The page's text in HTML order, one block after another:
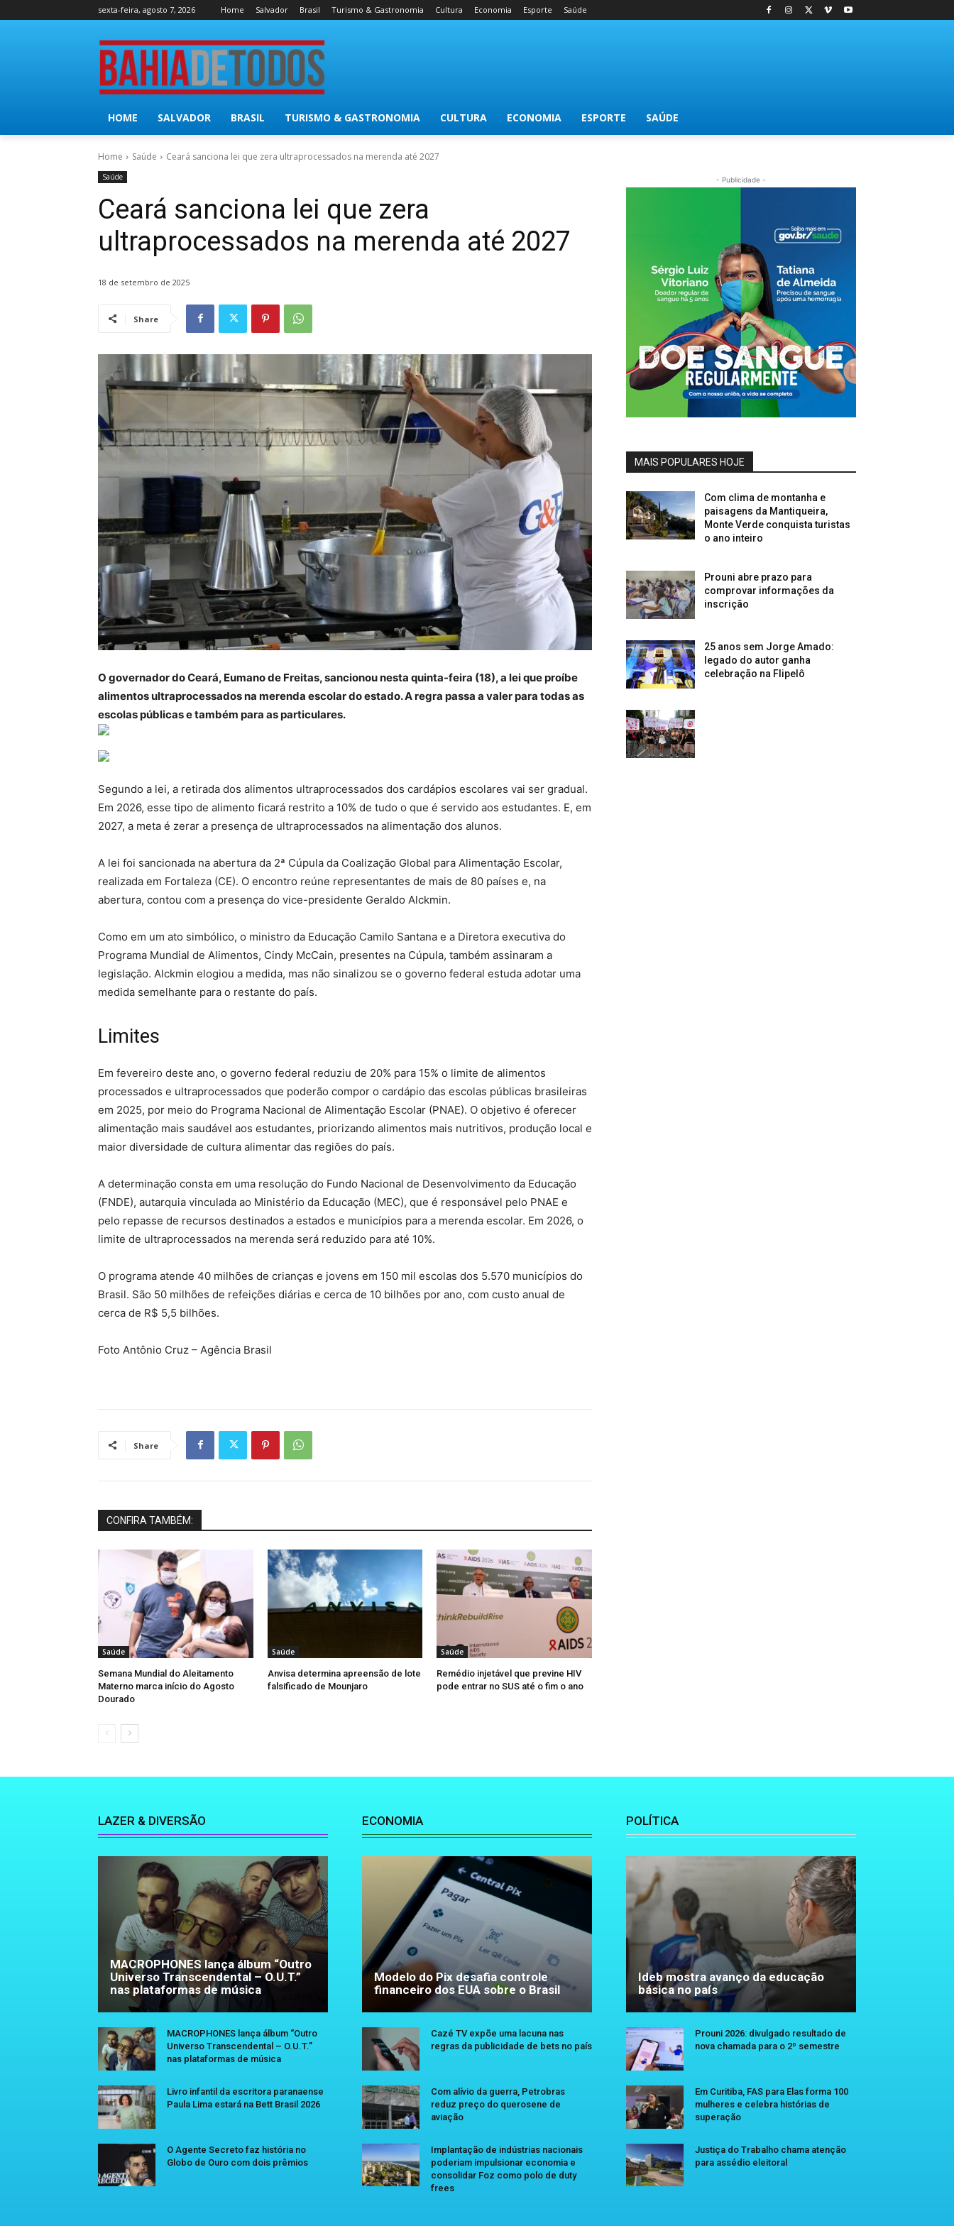
sexta-feira, agosto 7, 2026 Home Salvador Brasil Turismo & Gastronomia Cultura Economia Esporte Saúde
HOME SALVADOR BRASIL TURISMO & GASTRONOMIA CULTURA ECONOMIA ESPORTE SAÚDE
Home Saúde Ceará sanciona lei que zera ultraprocessados na merenda até 2027
Saúde
Ceará sanciona lei que zera
ultraprocessados na merenda até 2027
18 de setembro de 2025
Share
O governador do Ceará, Eumano de Freitas, sancionou nesta quinta-feira (18), a lei que proíbe
alimentos ultraprocessados na merenda escolar do estado. A regra passa a valer para todas as
escolas públicas e também para as particulares.
Segundo a lei, a retirada dos alimentos ultraprocessados dos cardápios escolares vai ser gradual.
Em 2026, esse tipo de alimento ficará restrito a 10% de tudo o que é servido aos estudantes. E, em
2027, a meta é zerar a presença de ultraprocessados na alimentação dos alunos.
A lei foi sancionada na abertura da 2ª Cúpula da Coalização Global para Alimentação Escolar,
realizada em Fortaleza (CE). O encontro reúne representantes de mais de 80 países e, na
abertura, contou com a presença do vice-presidente Geraldo Alckmin.
Como em um ato simbólico, o ministro da Educação Camilo Santana e a Diretora executiva do
Programa Mundial de Alimentos, Cindy McCain, presentes na Cúpula, também assinaram a
legislação. Alckmin elogiou a medida, mas não sinalizou se o governo federal estuda adotar uma
medida semelhante para o restante do país.
Limites
Em fevereiro deste ano, o governo federal reduziu de 20% para 15% o limite de alimentos
processados e ultraprocessados que poderão compor o cardápio das escolas públicas brasileiras
em 2025, por meio do Programa Nacional de Alimentação Escolar (PNAE). O objetivo é oferecer
alimentação mais saudável aos estudantes, priorizando alimentos mais nutritivos, produção local e
maior diversidade de cultura alimentar das regiões do país.
A determinação consta em uma resolução do Fundo Nacional de Desenvolvimento da Educação
(FNDE), autarquia vinculada ao Ministério da Educação (MEC), que é responsável pelo PNAE e
pelo repasse de recursos destinados a estados e municípios para a merenda escolar. Em 2026, o
limite de ultraprocessados na merenda será reduzido para até 10%.
O programa atende 40 milhões de crianças e jovens em 150 mil escolas dos 5.570 municípios do
Brasil. São 50 milhões de refeições diárias e cerca de 10 bilhões por ano, com custo anual de
cerca de R$ 5,5 bilhões.
Foto Antônio Cruz – Agência Brasil
Share
CONFIRA TAMBÉM:
Saúde
Semana Mundial do Aleitamento
Materno marca início do Agosto
Dourado
Saúde
Anvisa determina apreensão de lote
falsificado de Mounjaro
Saúde
Remédio injetável que previne HIV
pode entrar no SUS até o fim o ano
- Publicidade -
MAIS POPULARES HOJE
Com clima de montanha e
paisagens da Mantiqueira,
Monte Verde conquista turistas
o ano inteiro
Prouni abre prazo para
comprovar informações da
inscrição
25 anos sem Jorge Amado:
legado do autor ganha
celebração na Flipelô
LAZER & DIVERSÃO
MACROPHONES lança álbum “Outro
Universo Transcendental – O.U.T.”
nas plataformas de música
MACROPHONES lança álbum “Outro
Universo Transcendental – O.U.T.”
nas plataformas de música
Livro infantil da escritora paranaense
Paula Lima estará na Bett Brasil 2026
O Agente Secreto faz história no
Globo de Ouro com dois prêmios
ECONOMIA
Modelo do Pix desafia controle
financeiro dos EUA sobre o Brasil
Cazé TV expõe uma lacuna nas
regras da publicidade de bets no país
Com alívio da guerra, Petrobras
reduz preço do querosene de
aviação
Implantação de indústrias nacionais
poderiam impulsionar economia e
consolidar Foz como polo de duty
frees
POLÍTICA
Ideb mostra avanço da educação
básica no país
Prouni 2026: divulgado resultado de
nova chamada para o 2º semestre
Em Curitiba, FAS para Elas forma 100
mulheres e celebra histórias de
superação
Justiça do Trabalho chama atenção
para assédio eleitoral